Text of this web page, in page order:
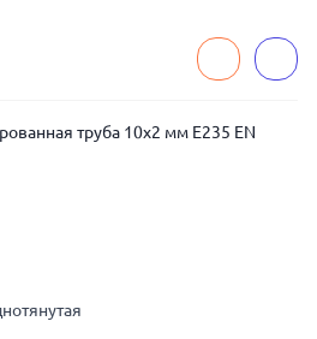
труба 10x2 мм E235 EN